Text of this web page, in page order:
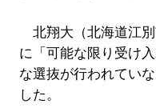
北翔大（北海道江
に「可能な限り受け
な選抜が行われてい
した。